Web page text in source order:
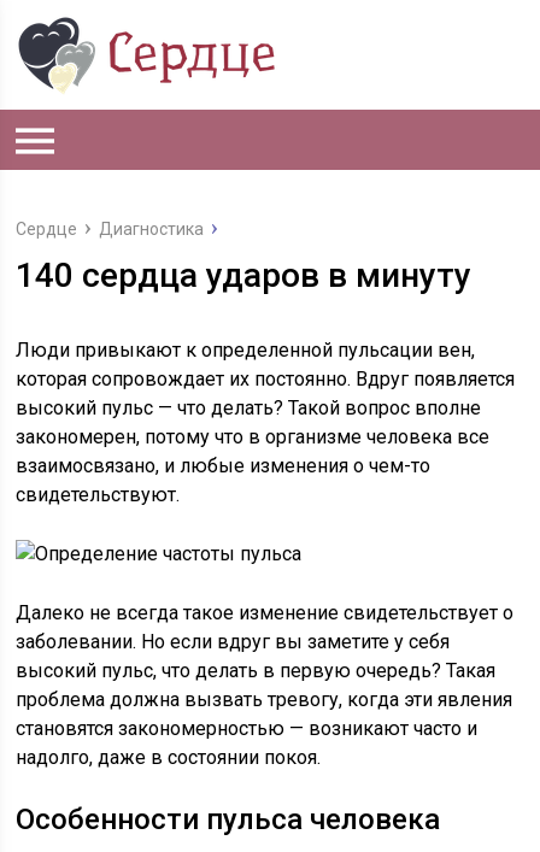
Сердце Диагностика
140 сердца ударов в минуту
Люди привыкают к определенной пульсации вен,
которая сопровождает их постоянно. Вдруг появляется
высокий пульс — что делать? Такой вопрос вполне
закономерен, потому что в организме человека все
взаимосвязано, и любые изменения о чем-то
свидетельствуют.
Далеко не всегда такое изменение свидетельствует о
заболевании. Но если вдруг вы заметите у себя
высокий пульс, что делать в первую очередь? Такая
проблема должна вызвать тревогу, когда эти явления
становятся закономерностью — возникают часто и
надолго, даже в состоянии покоя.
Особенности пульса человека